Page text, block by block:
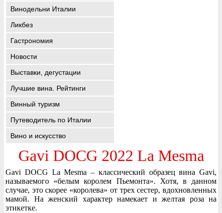
Винодельни Италии
Ликбез
Гастрономия
Новости
Выставки, дегустации
Лучшие вина. Рейтинги
Винный туризм
Путеводитель по Италии
Вино и искусство
Gavi DOCG 2022 La Mesma
Gavi DOCG La Mesma – классический образец вина Gavi,
называемого «белым королем Пьемонта». Хотя, в данном
случае, это скорее «королева» от трех сестер, вдохновленных
мамой. На женский характер намекает и желтая роза на
этикетке.